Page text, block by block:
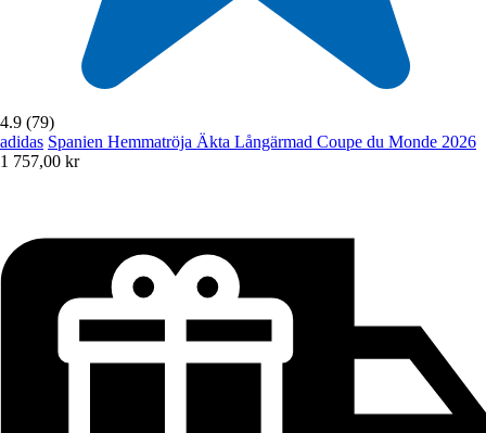
4.9 (79)
adidas Spanien Hemmatröja Äkta Långärmad Coupe du Monde 2026
1 757,00 kr